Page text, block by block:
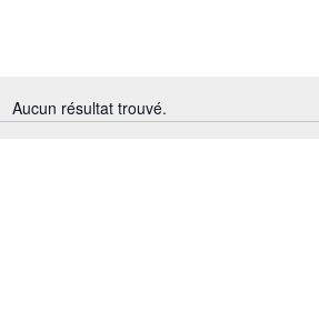
Notice
Aucun résultat trouvé.